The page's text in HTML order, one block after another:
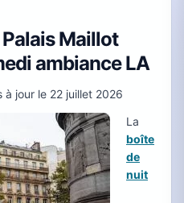
Maillot
ambiance LA
à jour le 22 juillet 2026
La
boîte
de
nuit